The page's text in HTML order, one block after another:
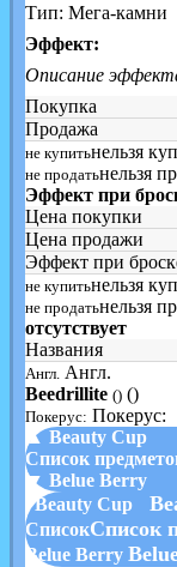
Тип: Мега-камни
Эффект:
Описание
Покупка
Продажа
не купитьнельзя
не продатьнельзя
Эффект при
Цена покупки
Цена продажи
Эффект при
не купитьнельзя
не продатьнельзя
отсутствует
Названия
Англ. Англ.
Beedrillite () ()
Покерус: Покерус:
▲ Beauty Cup
Список
▼ Belue Berry
Beauty Cup
СписокСписок
Belue Berry